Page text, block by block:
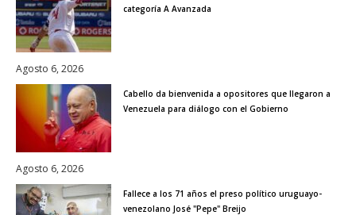
categoría A Avanzada
Agosto 6, 2026
Cabello da bienvenida a opositores que llegaron a
Venezuela para diálogo con el Gobierno
Agosto 6, 2026
Fallece a los 71 años el preso político uruguayo-
venezolano José "Pepe" Breijo